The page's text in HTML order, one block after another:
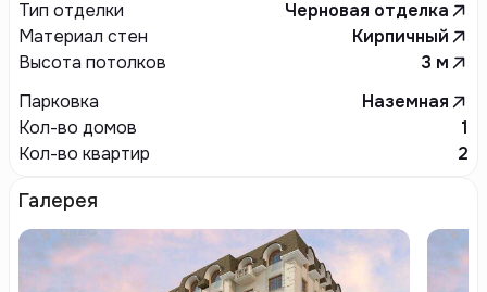
Тип отделки
Черновая отделка
Материал стен
Кирпичный
Высота потолков
3 м
Парковка
Наземная
Кол-во домов
1
Кол-во квартир
2
Галерея